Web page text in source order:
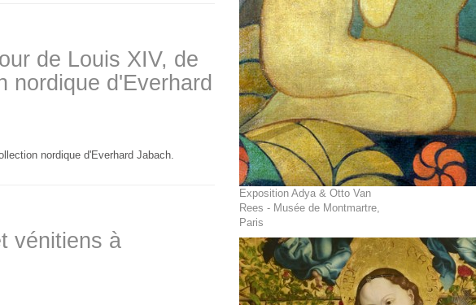
de Louis XIV, de
nordique d'Everhard
nordique d'Everhard Jabach.
vénitiens à
Exposition Adya & Otto Van
Rees - Musée de Montmartre,
Paris